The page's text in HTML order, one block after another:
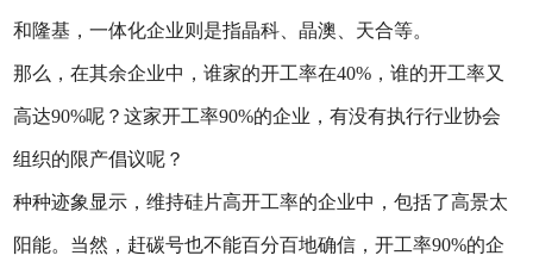
和隆基，一体化企业则是指晶科、晶澳、天合等。
那么，在其余企业中，谁家的开工率在40%，谁的开工率又
高达90%呢？这家开工率90%的企业，有没有执行行业协会
组织的限产倡议呢？
种种迹象显示，维持硅片高开工率的企业中，包括了高景太
阳能。当然，赶碳号也不能百分百地确信，开工率90%的企